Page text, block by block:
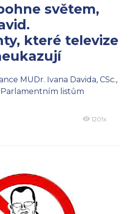
světem,
které televize
MUDr. Ivana Davida, CSc.,
listům
1201x